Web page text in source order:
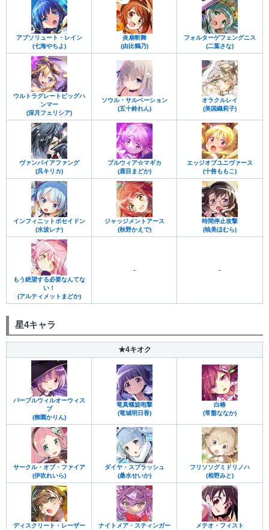
アブソリュート・レイン
(七海やちよ)
炎扇斬舞
(由比鶴乃)
フォルターゲフェングニス
(二葉さな)
ウルトラグレートビッグハ
ンマー
(深月フェリシア)
ソウル・サルベーション
(五十鈴れん)
オラクルレイ
(美国織莉子)
ヴァンパイアファング
(呉キリカ)
プルウィア☆マギカ
(鹿目まどか)
エッジオブユニヴァース
(十咎ももこ)
インフィニットポセイドン
(水波レナ)
ジャッジメントアース
(秋野かえで)
時間停止攻撃
(暁美ほむら)
もう絶望する必要なんてな
い！
(アルティメットまどか)
- -
星4キャラ
★4キオク
パープルウィルオーウィス
プ
(御園かりん)
竜真螺旋咆撃
(竜城明日香)
白椿
(常盤ななか)
サークル・オブ・ファイア
(伊吹れいら)
ダイヤ・スプラッシュ
(桑水せいか)
フリソソグミドリノハ
(相野みと)
ディスクリート・レーザー
ナイトメア・スティンガー
メテオ・フィスト